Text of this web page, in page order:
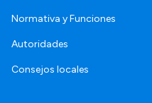
Normativa y Funciones
Autoridades
Consejos locales